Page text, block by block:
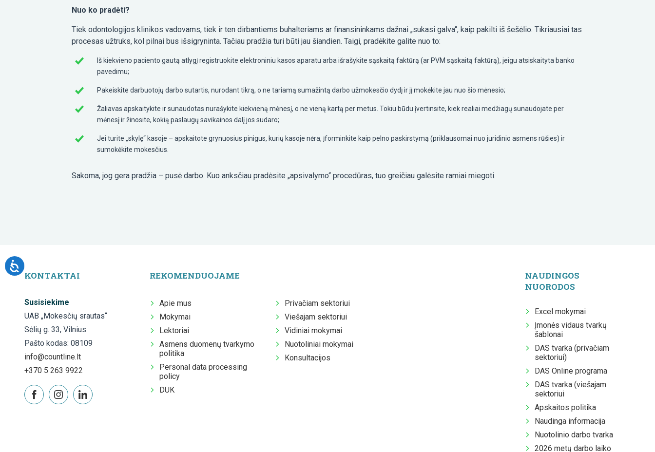
Nuo ko pradėti?
Tiek odontologijos klinikos vadovams, tiek ir ten dirbantiems buhalteriams ar finansininkams dažnai „sukasi galva“, kaip pakilti iš šešėlio. Tikriausiai tas
procesas užtruks, kol pilnai bus išsigryninta. Tačiau pradžia turi būti jau šiandien. Taigi, pradėkite galite nuo to:
Iš kiekvieno paciento gautą atlygį registruokite elektroniniu kasos aparatu arba išrašykite sąskaitą faktūrą (ar PVM sąskaitą faktūrą), jeigu atsiskaityta banko
pavedimu;
Pakeiskite darbuotojų darbo sutartis, nurodant tikrą, o ne tariamą sumažintą darbo užmokesčio dydį ir jį mokėkite jau nuo šio mėnesio;
Žaliavas apskaitykite ir sunaudotas nurašykite kiekvieną mėnesį, o ne vieną kartą per metus. Tokiu būdu įvertinsite, kiek realiai medžiagų sunaudojate per
mėnesį ir žinosite, kokią paslaugų savikainos dalį jos sudaro;
Jei turite „skylę“ kasoje – apskaitote grynuosius pinigus, kurių kasoje nėra, įforminkite kaip pelno paskirstymą (priklausomai nuo juridinio asmens rūšies) ir
sumokėkite mokesčius.
Sakoma, jog gera pradžia – pusė darbo. Kuo anksčiau pradėsite „apsivalymo“ procedūras, tuo greičiau galėsite ramiai miegoti.
KONTAKTAI
Susisiekime
UAB „Mokesčių srautas“
Sėlių g. 33, Vilnius
Pašto kodas: 08109
info@countline.lt
+370 5 263 9922
REKOMENDUOJAME
Apie mus
Mokymai
Lektoriai
Asmens duomenų tvarkymo
politika
Personal data processing
policy
DUK
Privačiam sektoriui
Viešajam sektoriui
Vidiniai mokymai
Nuotoliniai mokymai
Konsultacijos
NAUDINGOS
NUORODOS
Excel mokymai
Įmonės vidaus tvarkų
šablonai
DAS tvarka (privačiam
sektoriui)
DAS Online programa
DAS tvarka (viešajam
sektoriui
Apskaitos politika
Naudinga informacija
Nuotolinio darbo tvarka
2026 metų darbo laiko